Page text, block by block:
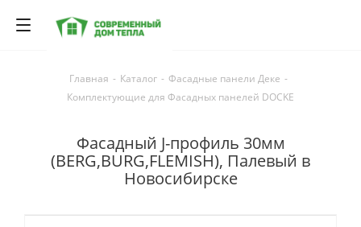
Главная - Каталог - Фасадные панели Деке -
Комплектующие для Фасадных панелей DOCKE
Фасадный J-профиль 30мм
(BERG,BURG,FLEMISH), Палевый в
Новосибирске